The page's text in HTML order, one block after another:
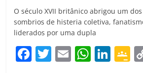
O século XVII britânico abrigou um
sombrios de histeria coletiva,
liderados por uma dupla
F T E W Li G